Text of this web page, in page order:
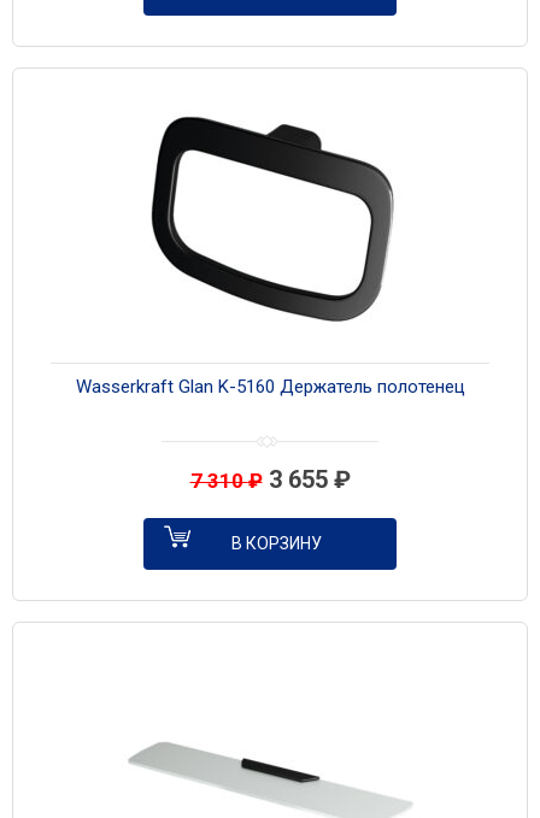
Wasserkraft Glan K-5160 Держатель полотенец
7 310₽ 3 655 ₽
В КОРЗИНУ